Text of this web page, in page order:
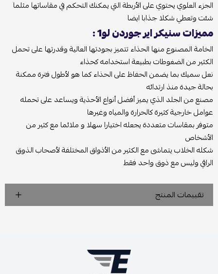
الجزء العلوي يحتوي على الأربطة التي يمكنك التحكم في مقاساتها مثلما
شئت وتعطي شكلا جذابا ايضا
مميزات سنيكر اير جوردن لو1 :
الخامة المصنوع منها الحذاء تتميز بجودتها العالية وقدرتها على تحمل
الكثير من الضغوطات بطبيعة استخدامه كحذاء
نعل سميك بما يضمن الحفاظ على الحذاء كما هو لأطول فترة ممكنة
بحالة جيدة منذ ارتدائه
مصنع من الجلد الذي يميز أفضل أنواع الأحذية ويساعد على تحمله
عوامل خارجية كثيرة كالحرارة والمياه وغيرها
متوفر بمقاسات متعددة يجعله اختيارا سهلا و ملائما مع كثير من
الأشخاص
شكله الخلاب يتماشى مع الكثير من الأذواق المختلفة لأصحاب الذوق
الراقي وليس مع ذوق واحد فقط
تقييمات المنتج